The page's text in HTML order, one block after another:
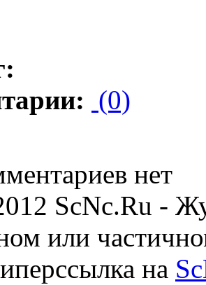
(0)
нет
ScNc.Ru -
или
на